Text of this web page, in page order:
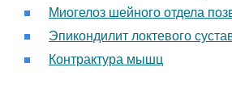
Миогелоз шейного отдела
Эпикондилит локтевого
Контрактура мышц